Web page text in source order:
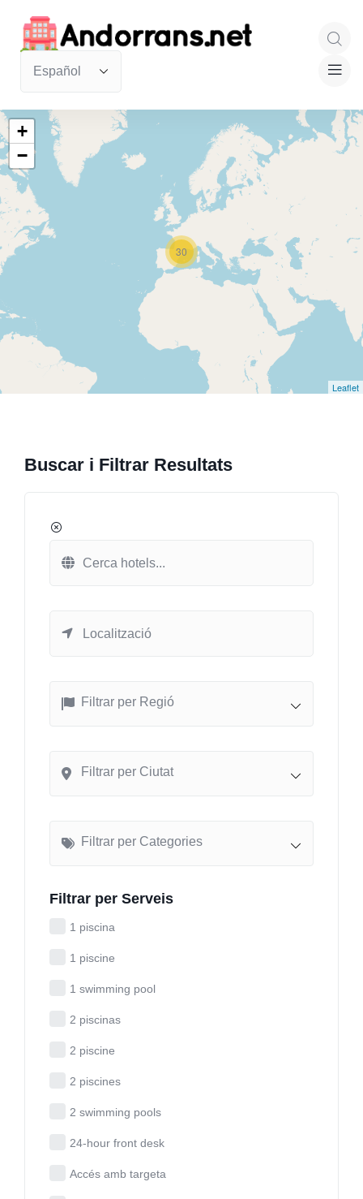
30
+
−
Leaflet
Buscar i Filtrar Resultats
Filtrar per Regió
Filtrar per Ciutat
Filtrar per Categories
Filtrar per Serveis
1 piscina
1 piscine
1 swimming pool
2 piscinas
2 piscine
2 piscines
2 swimming pools
24-hour front desk
Accés amb targeta